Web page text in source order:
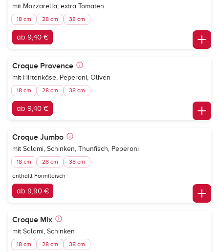
mit Mozzarella, extra Tomaten
18 cm 28 cm 38 cm
ab 9,40 €
Croque Provence
mit Hirtenkäse, Peperoni, Oliven
18 cm 28 cm 38 cm
ab 9,40 €
Croque Jumbo
mit Salami, Schinken, Thunfisch, Peperoni
18 cm 28 cm 38 cm
enthällt Formfleisch
ab 9,90 €
Croque Mix
mit Salami, Schinken
18 cm 28 cm 38 cm